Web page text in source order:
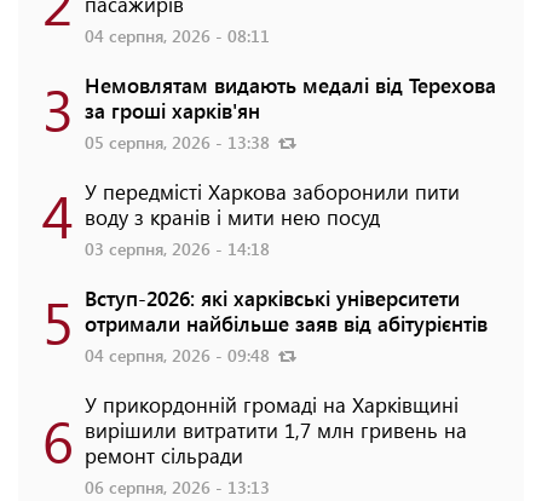
04 серпня, 2026 - 08:11
3 Немовлятам видають медалі від Терехова
за гроші харків'ян
05 серпня, 2026 - 13:38
4 У передмісті Харкова заборонили пити
воду з кранів і мити нею посуд
03 серпня, 2026 - 14:18
5 Вступ-2026: які харківські університети
отримали найбільше заяв від абітурієнтів
04 серпня, 2026 - 09:48
6 У прикордонній громаді на Харківщині
вирішили витратити 1,7 млн гривень на
ремонт сільради
06 серпня, 2026 - 13:13